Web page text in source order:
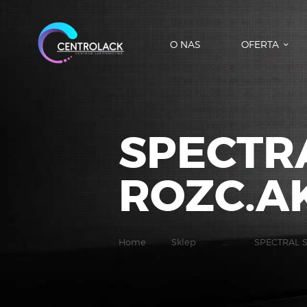
O NAS OFERTA
Home Sklep ... SPECTRAL